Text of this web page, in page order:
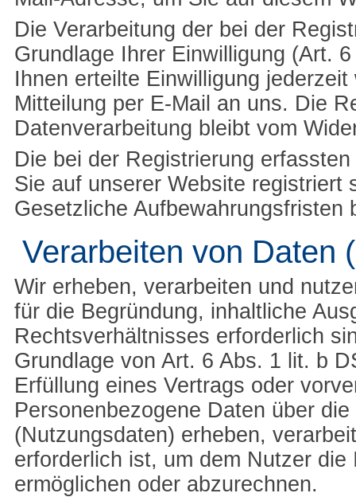
Die Verarbeitung der bei der
Grundlage Ihrer Einwilligung (Art.
Ihnen erteilte Einwilligung
Mitteilung per E-Mail an uns. Die
Datenverarbeitung bleibt vom
Die bei der Registrierung
Sie auf unserer Website registriert
Gesetzliche Aufbewahrungsfristen
Verarbeiten von Daten
Wir erheben, verarbeiten und
für die Begründung, inhaltliche
Rechtsverhältnisses erforderlich
Grundlage von Art. 6 Abs. 1 lit. b
Erfüllung eines Vertrags oder
Personenbezogene Daten über
(Nutzungsdaten) erheben,
erforderlich ist, um dem Nutzer
ermöglichen oder abzurechnen.